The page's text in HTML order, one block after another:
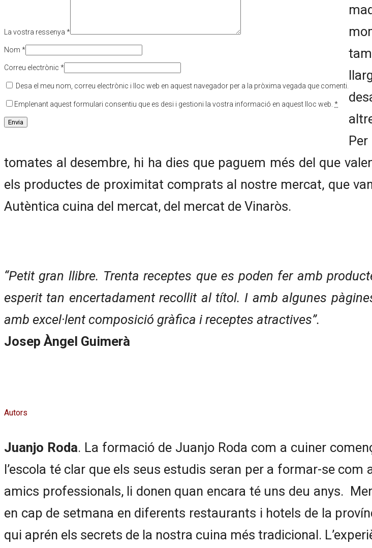
La vostra ressenya *
Nom *
Correu electrònic *
Desa el meu nom, correu electrònic i lloc web en aquest navegador per a la pròxima vegada que comenti.
Emplenant aquest formulari consentiu que es desi i gestioni la vostra informació en aquest lloc web. *
tomates al desembre, hi ha dies que paguem més del que
els productes de proximitat comprats al nostre mercat, que
Autèntica cuina del mercat, del mercat de Vinaròs.
“Petit gran llibre. Trenta receptes que es poden fer amb
esperit tan encertadament recollit al títol. I amb algunes
amb excel·lent composició gràfica i receptes atractives”.
Josep Àngel Guimerà
Autors
Juanjo Roda. La formació de Juanjo Roda com a cuiner
l’escola té clar que els seus estudis seran per a formar-se
amics professionals, li donen quan encara té uns deu anys.
en cap de setmana en diferents restaurants i hotels de la
qui aprén els secrets de la nostra cuina més tradicional.